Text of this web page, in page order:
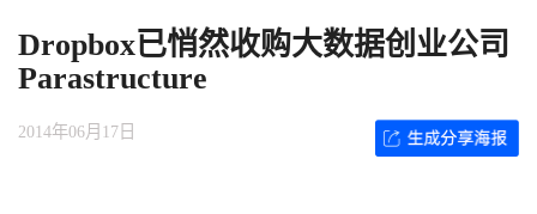
Dropbox已悄然收购大数据创业公司
Parastructure
2014年06月17日